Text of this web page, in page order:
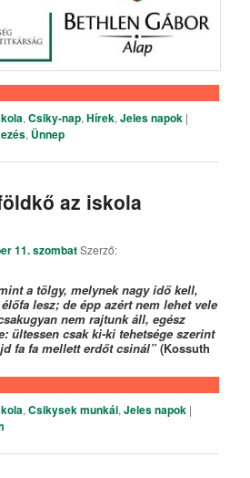
,Csiky-nap,Hírek,Jeles napok |
, Ünnep
az iskola
11. szombatSzerző:
a tölgy, melynek nagy idő kell,
lesz; de épp azért nem lehet vele
nem rajtunk áll, egész
ültessen csak ki-ki tehetsége szerint
fa fa mellett erdőt csinál” (Kossuth
,Csikysek munkái,Jeles napok |